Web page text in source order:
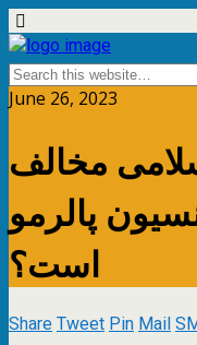
June 26, 2023
مخالف
پالرمو
است؟
ShareTweetPinMail